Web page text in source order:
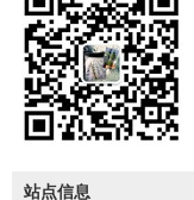
站点信息